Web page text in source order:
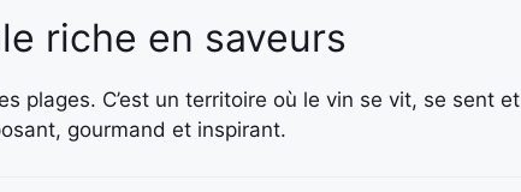
riche en saveurs
plages. C’est un territoire où le vin se vit, se sent
gourmand et inspirant.